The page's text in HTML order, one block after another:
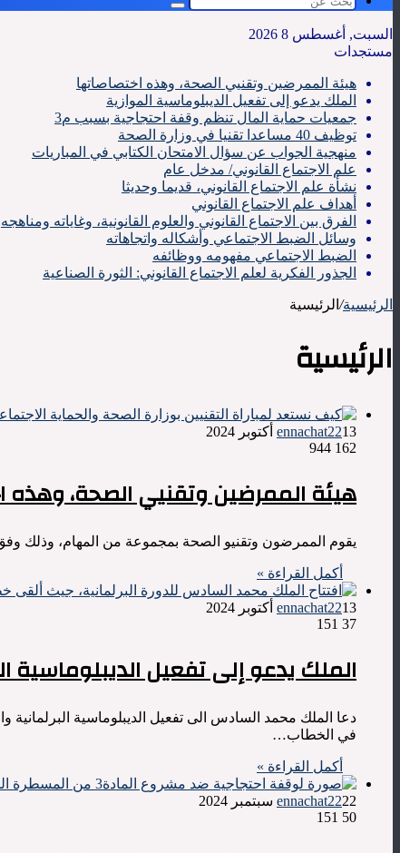
بحث
السبت, أغسطس 8 2026
مستجدات
هيئة الممرضين وتقنيي الصحة، وهذه اختصاصاتها
الملك يدعو إلى تفعيل الديبلوماسية الموازية
جمعيات حماية المال تنظم وقفة احتجاجية بسبب م3
توظيف 40 مساعدا تقنيا في وزارة الصحة
منهجية الجواب عن سؤال الامتحان الكتابي في المباريات
علم الاجتماع القانوني/ مدخل عام
نشأة علم الاجتماع القانوني، قديما وحديثا
أهداف علم الاجتماع القانوني
الفرق بين الاجتماع القانوني والعلوم القانونية، وغاياته ومناهجه
وسائل الضبط الاجتماعي وأشكاله واتجاهاته
الضبط الاجتماعي مفهومه ووظائفه
الجذور الفكرية لعلم الاجتماع القانوني: الثورة الصناعية
الرئيسية/ الرئيسية
الرئيسية
ennachat2213 أكتوبر 2024
162
هيئة الممرضين وتقنيي الصحة، وهذه
يقوم الممرضون وتقنيو الصحة بمجموعة من المهام، وذلك وفق المادة الثالثة
أكمل القراءة »
ennachat2213 أكتوبر 2024
37
الملك يدعو إلى تفعيل الديبلوماسية
دعا الملك محمد السادس الى تفعيل الديبلوماسية البرلمانية
في الخطاب…
أكمل القراءة »
ennachat2222 سبتمبر 2024
50